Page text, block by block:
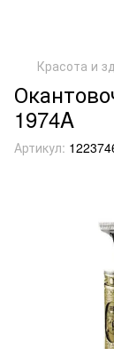
Красота и
1974A
Артикул: